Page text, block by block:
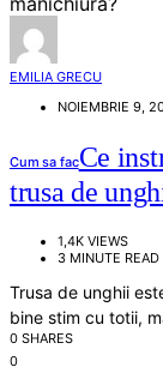
EMILIA GRECU
NOIEMBRIE 9,
Cum sa facCe
trusa de
1,4K VIEWS
3 MINUTE READ
Trusa de unghii
bine stim cu totii,
0 SHARES
0